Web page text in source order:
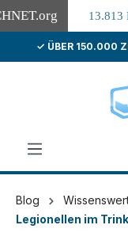
.org 13.813
springen
✓ ÜBER 150.000
Blog
Legionellen im